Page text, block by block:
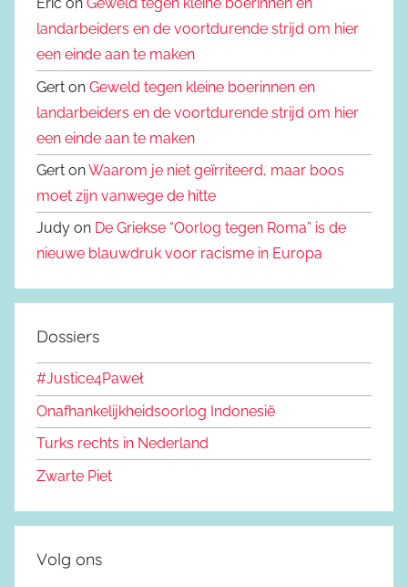
landarbeiders en de voortdurende strijd om hier
een einde aan te maken
Gert on Geweld tegen kleine boerinnen en
landarbeiders en de voortdurende strijd om hier
een einde aan te maken
Gert onWaarom je niet geïrriteerd, maar boos
moet zijn vanwege de hitte
Judy on De Griekse “Oorlog tegen Roma” is de
nieuwe blauwdruk voor racisme in Europa
Dossiers
#Justice4Paweł
Onafhankelijkheidsoorlog Indonesië
Turks rechts in Nederland
Zwarte Piet
Volg ons